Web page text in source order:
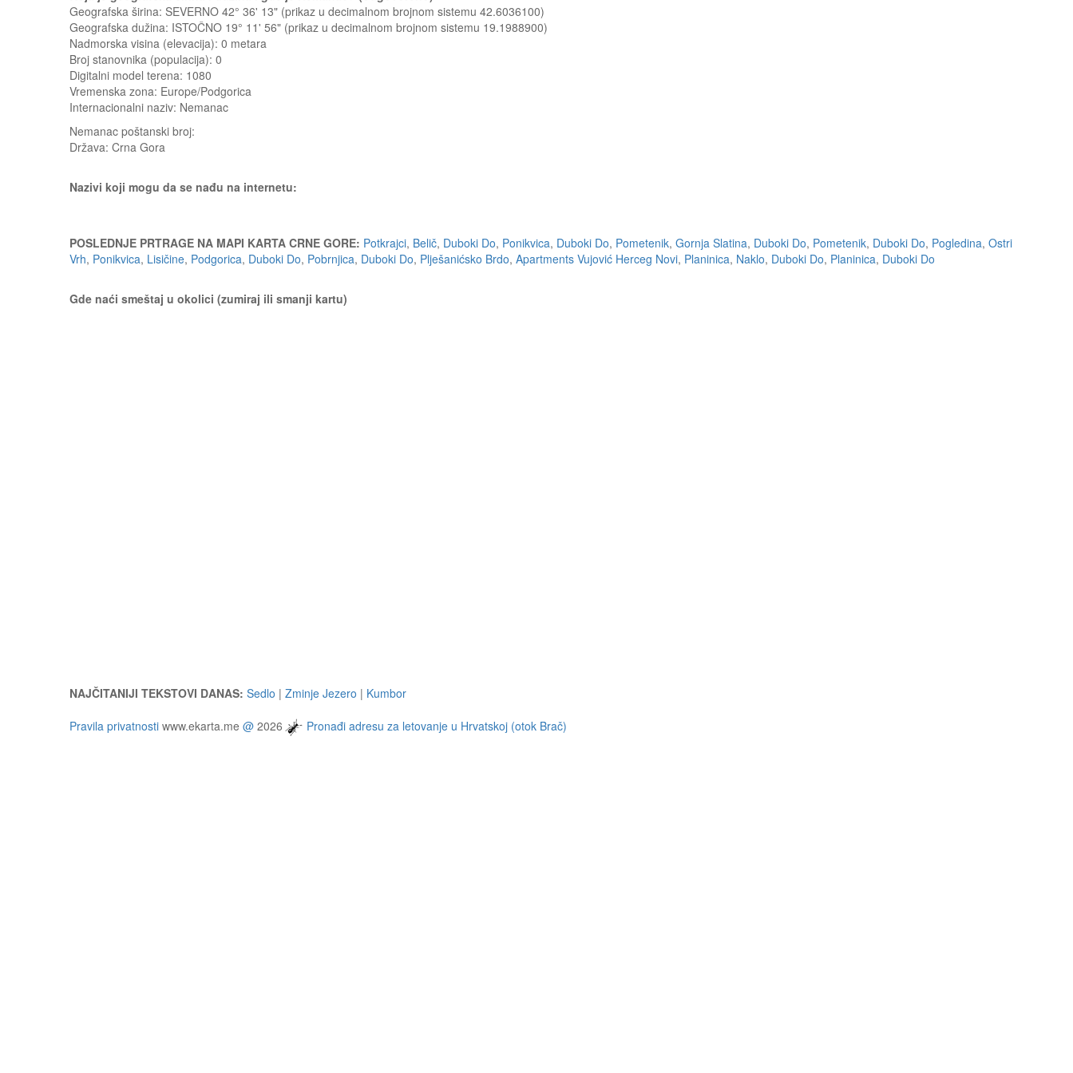
Geografska širina: SEVERNO 42° 36' 13" (prikaz u decimalnom brojnom sistemu 42.6036100)
Geografska dužina: ISTOČNO 19° 11' 56" (prikaz u decimalnom brojnom sistemu 19.1988900)
Nadmorska visina (elevacija): 0 metara
Broj stanovnika (populacija): 0
Digitalni model terena: 1080
Vremenska zona: Europe/Podgorica
Internacionalni naziv: Nemanac
Nemanac poštanski broj:
Država: Crna Gora
Nazivi koji mogu da se nađu na internetu:
POSLEDNJE PRTRAGE NA MAPI KARTA CRNE GORE: Potkrajci, Belič, Duboki Do, Ponikvica, Duboki Do, Pometenik, Gornja Slatina, Duboki Do, Pometenik, Duboki Do, Pogledina, Ostri
Vrh, Ponikvica, Lisičine, Podgorica, Duboki Do, Pobrnjica, Duboki Do, Plješanićsko Brdo, Apartments Vujović Herceg Novi, Planinica, Naklo, Duboki Do, Planinica, Duboki Do
Gde naći smeštaj u okolici (zumiraj ili smanji kartu)
NAJČITANIJI TEKSTOVI DANAS: Sedlo | Zminje Jezero | Kumbor
Pravila privatnosti www.ekarta.me @ 2026 Pronađi adresu za letovanje u Hrvatskoj (otok Brač)